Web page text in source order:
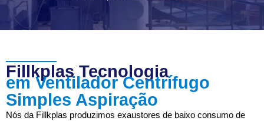
Fillkplas Tecnologia
em Ventilador Centrífugo
Simples Aspiração
Nós da Fillkplas produzimos exaustores de baixo consumo de